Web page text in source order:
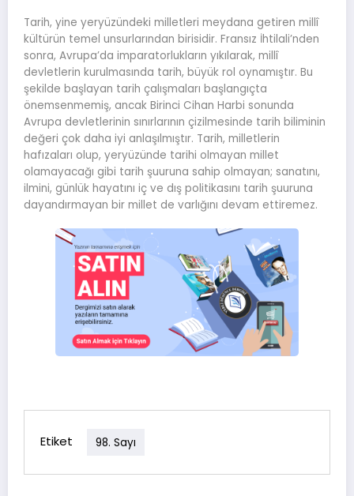
Tarih, yine yeryüzündeki milletleri meydana getiren millî
kültürün temel unsurlarından birisidir. Fransız İhtilali’nden
sonra, Avrupa’da imparatorlukların yıkılarak, millî
devletlerin kurulmasında tarih, büyük rol oynamıştır. Bu
şekilde başlayan tarih çalışmaları başlangıçta
önemsenmemiş, ancak Birinci Cihan Harbi sonunda
Avrupa devletlerinin sınırlarının çizilmesinde tarih biliminin
değeri çok daha iyi anlaşılmıştır. Tarih, milletlerin
hafızaları olup, yeryüzünde tarihi olmayan millet
olamayacağı gibi tarih şuuruna sahip olmayan; sanatını,
ilmini, günlük hayatını iç ve dış politikasını tarih şuuruna
dayandırmayan bir millet de varlığını devam ettiremez.
Etiket 98. Sayı